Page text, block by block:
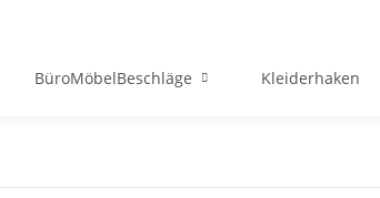
BüroMöbelBeschläge Kleiderhaken